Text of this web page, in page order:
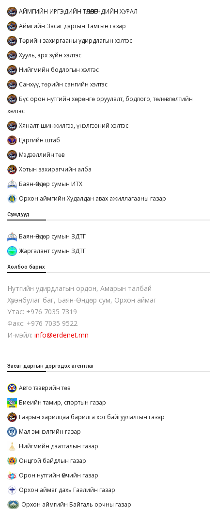
АЙМГИЙН ИРГЭДИЙН ТӨЛӨӨЛӨГЧДИЙН ХУРАЛ
Аймгийн Засаг даргын Тамгын газар
Төрийн захиргааны удирдлагын хэлтэс
Хууль, эрх зүйн хэлтэс
Нийгмийн бодлогын хэлтэс
Санхүү, төрийн сангийн хэлтэс
Бүс орон нутгийн хөрөнгө оруулалт, бодлого, төлөвлөлтийн
хэлтэс
Хяналт-шинжилгээ, үнэлгээний хэлтэс
Цэргийн штаб
Мэдээллийн төв
Хотын захирагчийн алба
Баян-Өндөр сумын ИТХ
Орхон аймгийн Худалдан авах ажиллагааны газар
Сумдууд
Баян-Өндөр сумын ЗДТГ
Жаргалант сумын ЗДТГ
Холбоо барих
Нутгийн удирдлагын ордон, Амарын талбай
Хүрэнбулаг баг, Баян-Өндөр сум, Орхон аймаг
Утас: +976 7035 7319
Факс: +976 7035 9522
И-мэйл: info@erdenet.mn
Засаг даргын дэргэдэх агентлаг
Авто тээврийн төв
Биеийн тамир, спортын газар
Газрын харилцаа барилга хот байгуулалтын газар
Мал эмнэлгийн газар
Нийгмийн даатгалын газар
Онцгой байдлын газар
Орон нутгийн Өмчийн газар
Орхон аймаг дахь Гаалийн газар
Орхон аймгийн Байгаль орчны газар